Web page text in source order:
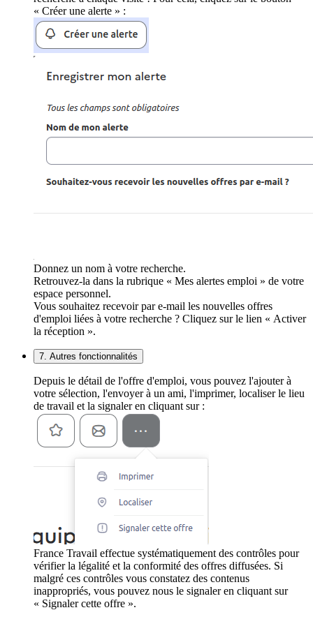
« Créer une alerte » :
Donnez un nom à votre recherche.
Retrouvez-la dans la rubrique « Mes alertes emploi » de votre
espace personnel.
Vous souhaitez recevoir par e-mail les nouvelles offres
d'emploi liées à votre recherche ? Cliquez sur le lien « Activer
la réception ».
7. Autres fonctionnalités
Depuis le détail de l'offre d'emploi, vous pouvez l'ajouter à
votre sélection, l'envoyer à un ami, l'imprimer, localiser le lieu
de travail et la signaler en cliquant sur :
France Travail effectue systématiquement des contrôles pour
vérifier la légalité et la conformité des offres diffusées. Si
malgré ces contrôles vous constatez des contenus
inappropriés, vous pouvez nous le signaler en cliquant sur
« Signaler cette offre ».